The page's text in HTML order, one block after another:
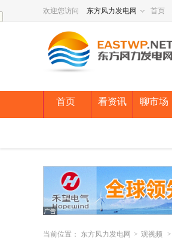
欢迎您访问 东方风力发电网 首页
首页 看资讯 聊市场
当前位置： 东方风力发电网 > 观视频 >